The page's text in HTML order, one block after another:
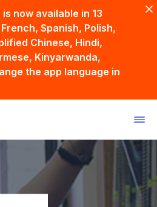
now available in 13
Spanish, Polish,
Chinese, Hindi,
Kinyarwanda,
the app language in